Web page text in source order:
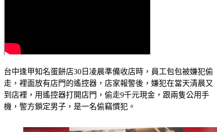
台中逢甲知名蛋餅店30日凌晨準備收店時，員工包包被嫌犯偷
走，裡面放有店門的遙控器，店家報警後，嫌犯在當天清晨又
到店裡，用遙控器打開店門，偷走9千元現金，跟兩隻公用手
機，警方鎖定男子，是一名偷竊慣犯。